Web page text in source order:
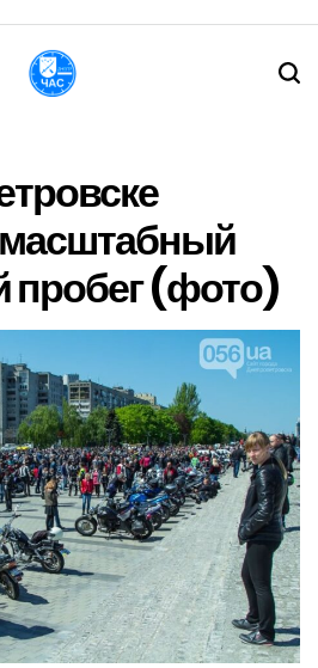
пробег (фото)